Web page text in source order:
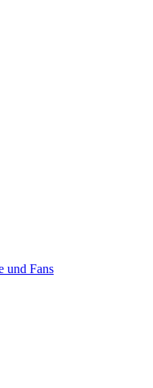
und Fans